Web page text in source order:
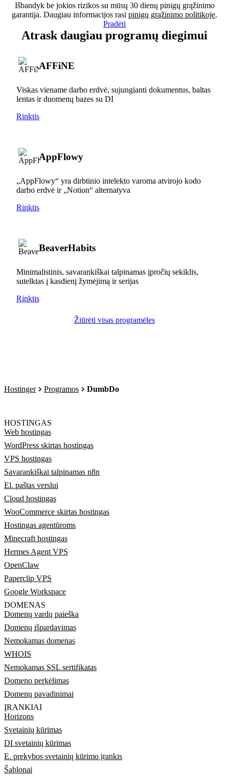
Išbandyk be jokios rizikos su mūsų 30 dienų pinigų grąžinimo
garantija. Daugiau informacijos rasi pinigų grąžinimo politikoje.
Pradėti
Atrask daugiau programų diegimui
AFFiNE
Viskas viename darbo erdvė, sujungianti dokumentus, baltas
lentas ir duomenų bazes su DI
Rinktis
AppFlowy
„AppFlowy“ yra dirbtinio intelekto varoma atvirojo kodo
darbo erdvė ir „Notion“ alternatyva
Rinktis
BeaverHabits
Minimalistinis, savarankiškai talpinamas įpročių sekiklis,
sutelktas į kasdienį žymėjimą ir serijas
Rinktis
Žiūrėti visas programėles
Hostinger Programos DumbDo
HOSTINGAS
Web hostingas
WordPress skirtas hostingas
VPS hostingas
Savarankiškai talpinamas n8n
El. paštas verslui
Cloud hostingas
WooCommerce skirtas hostingas
Hostingas agentūroms
Minecraft hostingas
Hermes Agent VPS
OpenClaw
Paperclip VPS
Google Workspace
DOMENAS
Domenų vardų paieška
Domenų išpardavimas
Nemokamas domenas
WHOIS
Nemokamas SSL sertifikatas
Domeno perkėlimas
Domenų pavadinimai
ĮRANKIAI
Horizons
Svetainių kūrimas
DI svetainių kūrimas
E. prekybos svetainių kūrimo įrankis
Šablonai